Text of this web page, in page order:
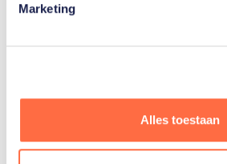
Marketing
Alles toestaan